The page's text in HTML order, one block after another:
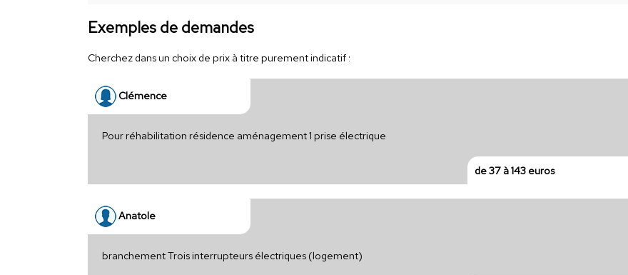
Exemples de demandes
Cherchez dans un choix de prix à titre purement indicatif :
Clémence
Pour réhabilitation résidence aménagement 1 prise électrique
de 37 à 143 euros
Anatole
branchement Trois interrupteurs électriques (logement)